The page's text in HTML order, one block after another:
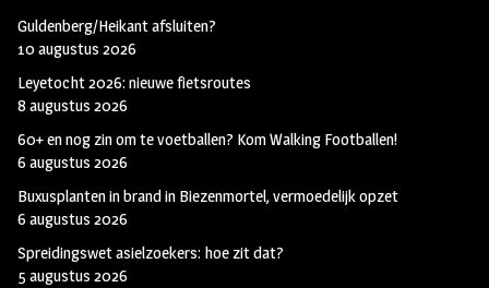
Guldenberg/Heikant afsluiten?
10 augustus 2026
Leyetocht 2026: nieuwe fietsroutes
8 augustus 2026
60+ en nog zin om te voetballen? Kom Walking Footballen!
6 augustus 2026
Buxusplanten in brand in Biezenmortel, vermoedelijk opzet
6 augustus 2026
Spreidingswet asielzoekers: hoe zit dat?
5 augustus 2026